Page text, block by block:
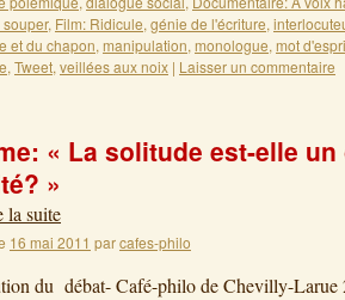
souper, Film: Ridicule, génie de l'écriture,
et du chapon, manipulation, monologue, mot
, Tweet, veillées aux noix | Laisser un commentaire
« La solitude est-elle
»
la suite
16 mai 2011 parcafes-philo
du débat- Café-philo de Chevilly-